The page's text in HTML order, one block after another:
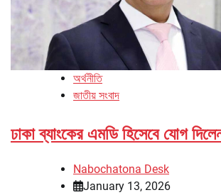
অর্থনীতি
জাতীয় সংবাদ
ঢাকা ব্যাংকের এমডি হিসেবে যোগ
Nabochatona Desk
January 13, 2026